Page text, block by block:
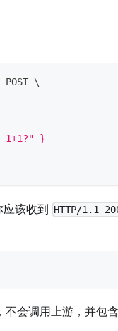
POST \
1+1?" }
该收到 HTTP/1.1
会调用上游，并包